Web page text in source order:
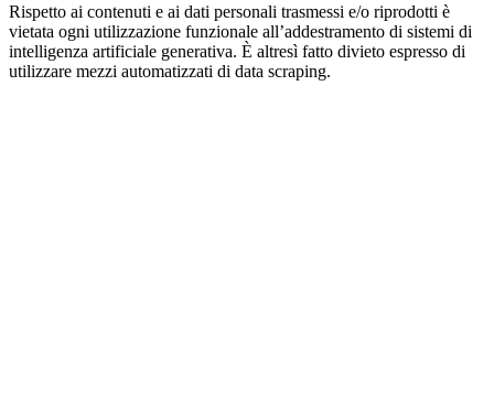
Rispetto ai contenuti e ai dati personali trasmessi e/o riprodotti è
vietata ogni utilizzazione funzionale all’addestramento di sistemi di
intelligenza artificiale generativa. È altresì fatto divieto espresso di
utilizzare mezzi automatizzati di data scraping.